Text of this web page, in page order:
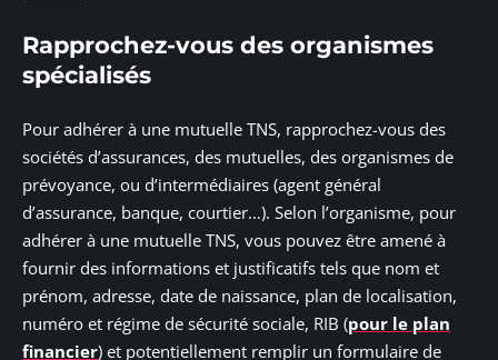
Rapprochez-vous des organismes
spécialisés
Pour adhérer à une mutuelle TNS, rapprochez-vous des
sociétés d’assurances, des mutuelles, des organismes de
prévoyance, ou d’intermédiaires (agent général
d’assurance, banque, courtier…). Selon l’organisme, pour
adhérer à une mutuelle TNS, vous pouvez être amené à
fournir des informations et justificatifs tels que nom et
prénom, adresse, date de naissance, plan de localisation,
numéro et régime de sécurité sociale, RIB (pour le plan
financier) et potentiellement remplir un formulaire de